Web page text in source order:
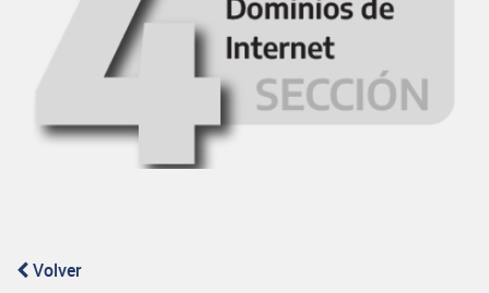
Volver